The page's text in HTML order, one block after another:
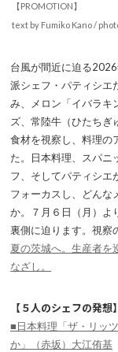
【PROMOTION】
text by Fumiko Kano /
台風が間近に迫る
派シェフ・パティシエ
み、メロン「イバラキ
ズ、常陸牛（ひたちぎ
食材を視察し、料理の
た。日本料理、スパニ
フ、そしてパティシエ
フォーカスし、どんな
か。７月６日（月）よ
裏側に迫ります。視察
夏の茨城へ。生産者を
なざし。
【５人のシェフの発想】
■日本料理「ザ・リッ
か」（赤坂）大江侑基